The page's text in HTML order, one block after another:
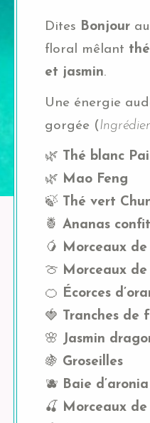
ratings
Dites Bonjourau
floral mêlant
et jasmin.
Une énergie
gorgée (
🌿 Thé blanc
🌿 Mao Feng
🍃 Thé vert
🍍 Ananas
🥭 Morceaux
🍈 Morceaux
🍊 Écorces
🍓 Tranches de
🌸 Jasmin
🍇 Groseilles
🫐 Baie d’aronia
🍒 Morceaux de